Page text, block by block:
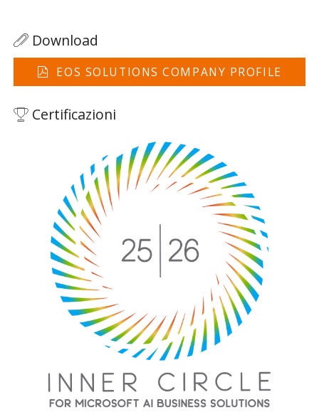
Download
EOS SOLUTIONS COMPANY PROFILE
Certificazioni